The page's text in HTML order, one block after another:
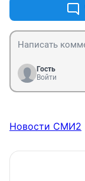
Гость
Войти
Новости СМИ2